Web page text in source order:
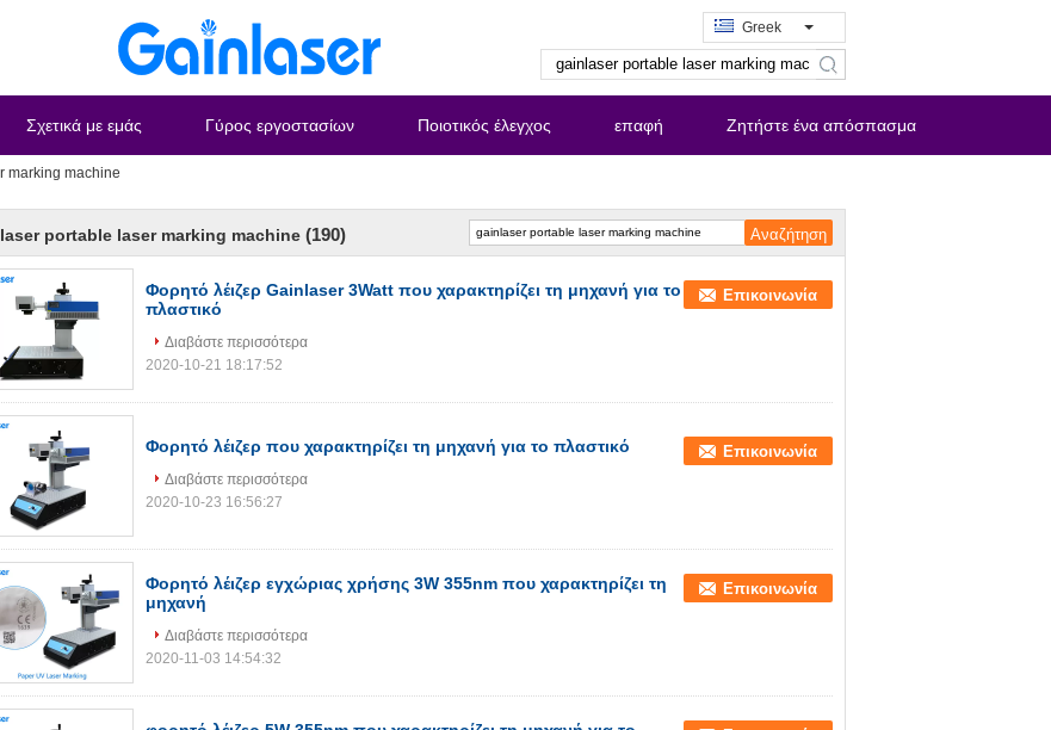
Greek
search
Σχετικά με εμάς Γύρος εργοστασίων Ποιοτικός έλεγχος επαφή Ζητήστε ένα απόσπασμα
marking machine
portable laser marking machine (190)
Φορητό λέιζερ Gainlaser 3Watt που χαρακτηρίζει τη μηχανή για το
πλαστικό
Επικοινωνία
Διαβάστε περισσότερα
2020-10-21 18:17:52
Φορητό λέιζερ που χαρακτηρίζει τη μηχανή για το πλαστικό Επικοινωνία
Διαβάστε περισσότερα
2020-10-23 16:56:27
Φορητό λέιζερ εγχώριας χρήσης 3W 355nm που χαρακτηρίζει τη
μηχανή
Επικοινωνία
Διαβάστε περισσότερα
2020-11-03 14:54:32